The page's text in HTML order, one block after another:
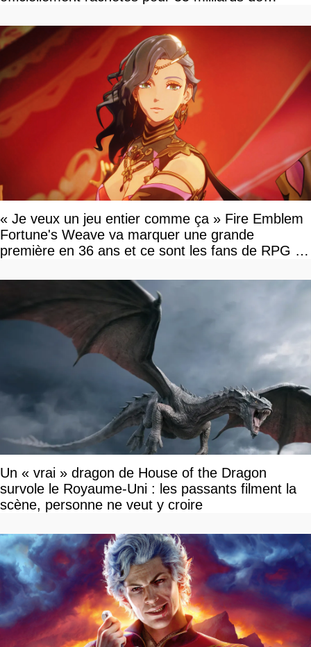
« Je veux un jeu entier comme ça » Fire Emblem
Fortune's Weave va marquer une grande
première en 36 ans et ce sont les fans de RPG en
Un « vrai » dragon de House of the Dragon
survole le Royaume-Uni : les passants filment la
scène, personne ne veut y croire